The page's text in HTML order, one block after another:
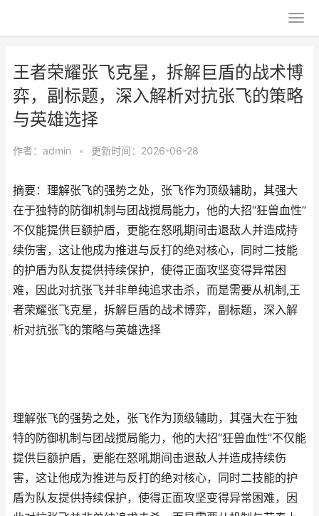
王者荣耀张飞克星，拆解巨盾的战术博
弈，副标题，深入解析对抗张飞的策略
与英雄选择
作者： admin • 更新时间：2026-06-28
摘要：理解张飞的强势之处，张飞作为顶级辅助，其强大
在于独特的防御机制与团战搅局能力，他的大招“狂兽血性”
不仅能提供巨额护盾，更能在怒吼期间击退敌人并造成持
续伤害，这让他成为推进与反打的绝对核心，同时二技能
的护盾为队友提供持续保护，使得正面攻坚变得异常困
难，因此对抗张飞并非单纯追求击杀，而是需要从机制,王
者荣耀张飞克星，拆解巨盾的战术博弈，副标题，深入解
析对抗张飞的策略与英雄选择
理解张飞的强势之处，张飞作为顶级辅助，其强大在于独
特的防御机制与团战搅局能力，他的大招“狂兽血性”不仅能
提供巨额护盾，更能在怒吼期间击退敌人并造成持续伤
害，这让他成为推进与反打的绝对核心，同时二技能的护
盾为队友提供持续保护，使得正面攻坚变得异常困难，因